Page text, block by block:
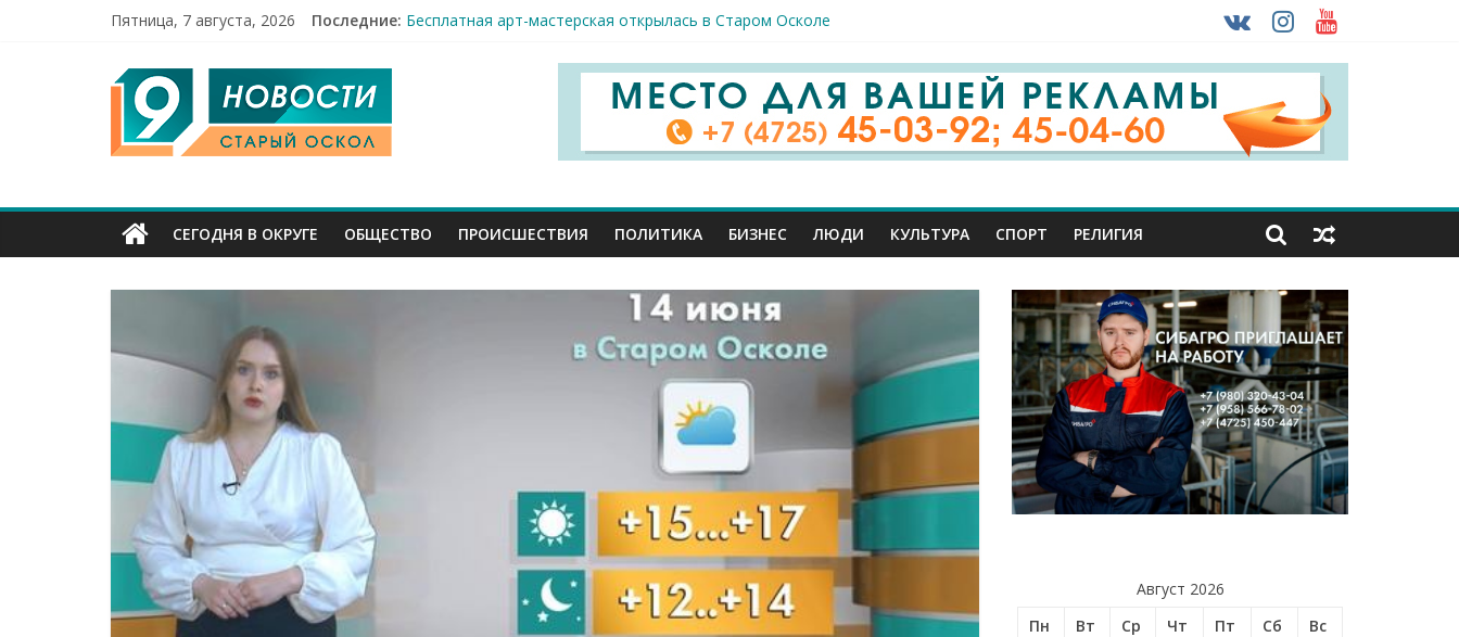
Пятница, 7 августа, 2026 Последние: Бесплатная арт-мастерская открылась в Старом Осколе
49,5 млн руб. похитили мошенники у жителей Белгородчины под предлогом ввоза машин из-за рубежа
Строители принимают поздравления с профессиональным праздником
9
Канал
Старый
Оскол
СЕГОДНЯ В ОКРУГЕ ОБЩЕСТВО ПРОИСШЕСТВИЯ ПОЛИТИКА БИЗНЕС ЛЮДИ КУЛЬТУРА СПОРТ РЕЛИГИЯ
Август 2026
Пн
Вт Ср Чт Пт Сб
Вс